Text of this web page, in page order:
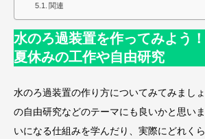
関連
水のろ過装置を作ってみよう！
夏休みの工作や自由研究
水のろ過装置の作り方についてみてみまし
の自由研究などのテーマにも良いかと思い
いになる仕組みを学んだり、実際にどれく